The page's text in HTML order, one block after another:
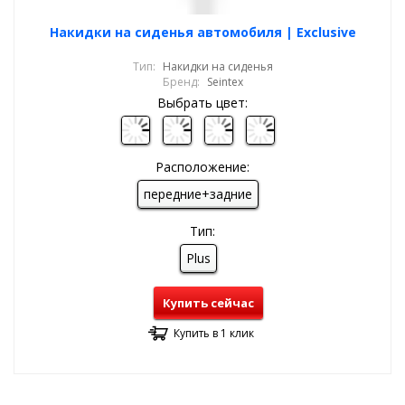
Накидки на сиденья автомобиля | Exclusive
Тип: Накидки на сиденья
Бренд: Seintex
Выбрать цвет:
Расположение:
передние+задние
Тип:
Plus
Купить сейчас
Купить в 1 клик